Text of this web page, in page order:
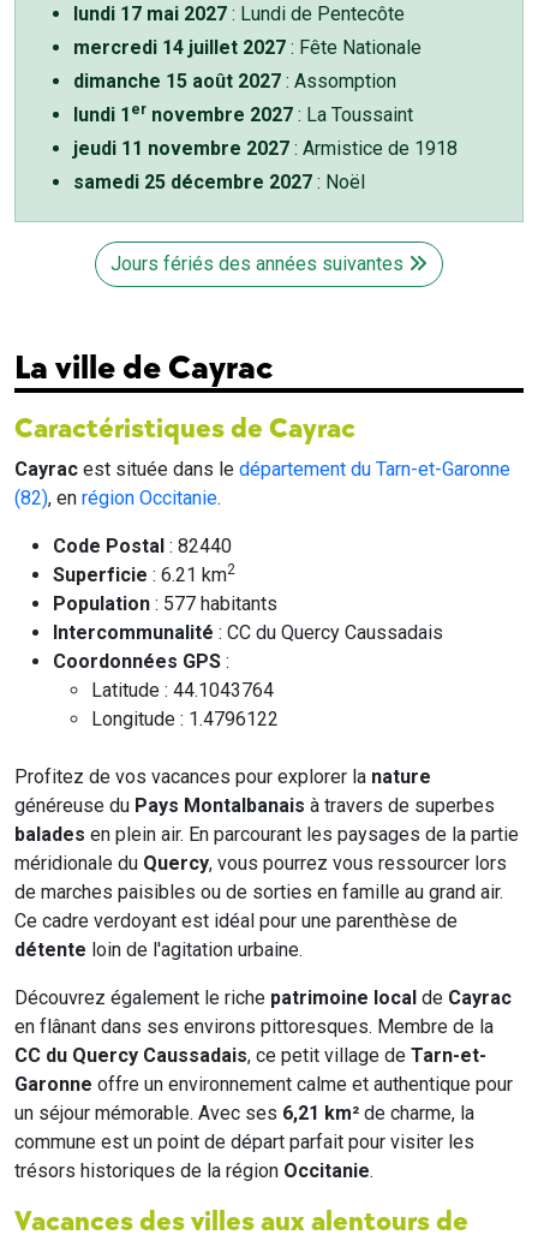
lundi 17 mai 2027 : Lundi de Pentecôte
mercredi 14 juillet 2027 : Fête Nationale
dimanche 15 août 2027 : Assomption
lundi 1 er novembre 2027 : La Toussaint
jeudi 11 novembre 2027 : Armistice de 1918
samedi 25 décembre 2027 : Noël
Jours fériés des années suivantes
La ville de Cayrac
Caractéristiques de Cayrac
Cayrac est située dans le département du Tarn-et-Garonne
(82), en région Occitanie.
Code Postal : 82440
Superficie : 6.21 km2
Population : 577 habitants
Intercommunalité : CC du Quercy Caussadais
Coordonnées GPS :
Latitude : 44.1043764
Longitude : 1.4796122
Profitez de vos vacances pour explorer la nature
généreuse du Pays Montalbanais à travers de superbes
balades en plein air. En parcourant les paysages de la partie
méridionale du Quercy, vous pourrez vous ressourcer lors
de marches paisibles ou de sorties en famille au grand air.
Ce cadre verdoyant est idéal pour une parenthèse de
détente loin de l'agitation urbaine.
Découvrez également le riche patrimoine local de Cayrac
en flânant dans ses environs pittoresques. Membre de la
CC du Quercy Caussadais, ce petit village de Tarn-et-
Garonne offre un environnement calme et authentique pour
un séjour mémorable. Avec ses 6,21 km² de charme, la
commune est un point de départ parfait pour visiter les
trésors historiques de la région Occitanie.
Vacances des villes aux alentours de